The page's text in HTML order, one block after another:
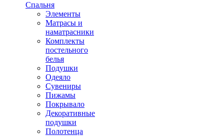
Спальня
Элементы
Матрасы и
наматрасники
Комплекты
постельного
белья
Подушки
Одеяло
Сувениры
Пижамы
Покрывало
Декоративные
подушки
Полотенца